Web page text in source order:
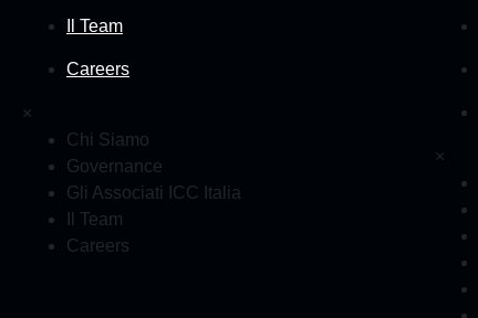
Il Team
Careers
×
Chi Siamo
Governance
Gli Associati ICC Italia
Il Team
Careers
×